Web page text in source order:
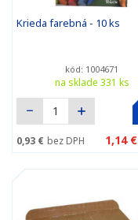
Krieda farebná - 10 ks
kód: 1004671
na sklade 331 ks
0,93 € bez DPH 1,14 €